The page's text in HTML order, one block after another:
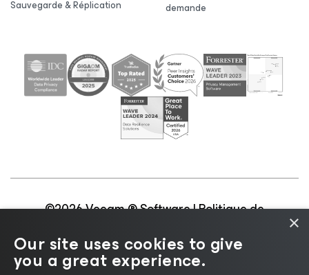
Sauvegarde & Réplication
demande
©2026 Veeam ® Software |Politique de
|
Secteur juridique|Politique de licences
Ressources pour les fournisseurs
×
Our site uses cookies to give
you a great experience.